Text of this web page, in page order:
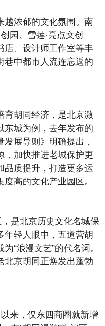
越浓郁的文化氛围。南
园、雪莲·亮点文创
、设计师工作室等丰
巷中都市人流连忘返的
育胡同经济，是北京激
东城为例，去年发布的
发展导则》明确提出，
，加快推进老城保护更
品质提升，打造更多运
高的文化产业园区。
是北京历史文化名城保
年轻人眼中，五道营胡
“浪漫文艺”的代名词。
北京胡同正焕发出蓬勃
来，仅东四商圈就新增